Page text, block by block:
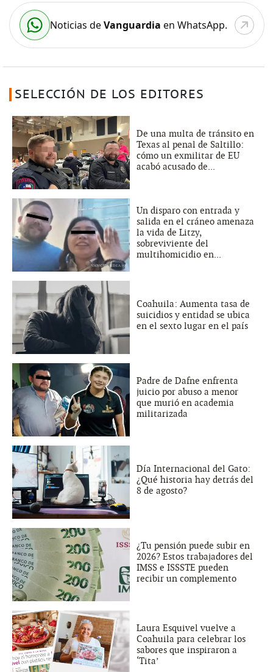
Noticias deVanguardia en WhatsApp.
SELECCIÓN DE LOS EDITORES
De una multa de tránsito en
Texas al penal de Saltillo:
cómo un exmilitar de EU
acabó acusado de...
Un disparo con entrada y
salida en el cráneo amenaza
la vida de Litzy,
sobreviviente del
multihomicidio en...
Coahuila: Aumenta tasa de
suicidios y entidad se ubica
en el sexto lugar en el país
Padre de Dafne enfrenta
juicio por abuso a menor
que murió en academia
militarizada
Día Internacional del Gato:
¿Qué historia hay detrás del
8 de agosto?
¿Tu pensión puede subir en
2026? Estos trabajadores del
IMSS e ISSSTE pueden
recibir un complemento
Laura Esquivel vuelve a
Coahuila para celebrar los
sabores que inspiraron a
‘Tita’